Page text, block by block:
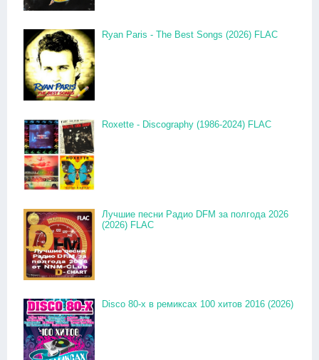
Ryan Paris - The Best Songs (2026) FLAC
Roxette - Discography (1986-2024) FLAC
Лучшие песни Радио DFM за полгода 2026
(2026) FLAC
Disco 80-x в ремиксах 100 хитов 2016 (2026)